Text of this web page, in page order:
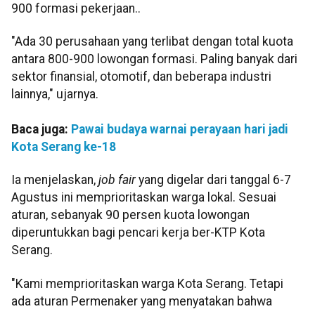
900 formasi pekerjaan..
"Ada 30 perusahaan yang terlibat dengan total kuota
antara 800-900 lowongan formasi. Paling banyak dari
sektor finansial, otomotif, dan beberapa industri
lainnya," ujarnya.
Baca juga: Pawai budaya warnai perayaan hari jadi
Kota Serang ke-18
Ia menjelaskan, job fairyang digelar dari tanggal 6-7
Agustus ini memprioritaskan warga lokal. Sesuai
aturan, sebanyak 90 persen kuota lowongan
diperuntukkan bagi pencari kerja ber-KTP Kota
Serang.
"Kami memprioritaskan warga Kota Serang. Tetapi
ada aturan Permenaker yang menyatakan bahwa